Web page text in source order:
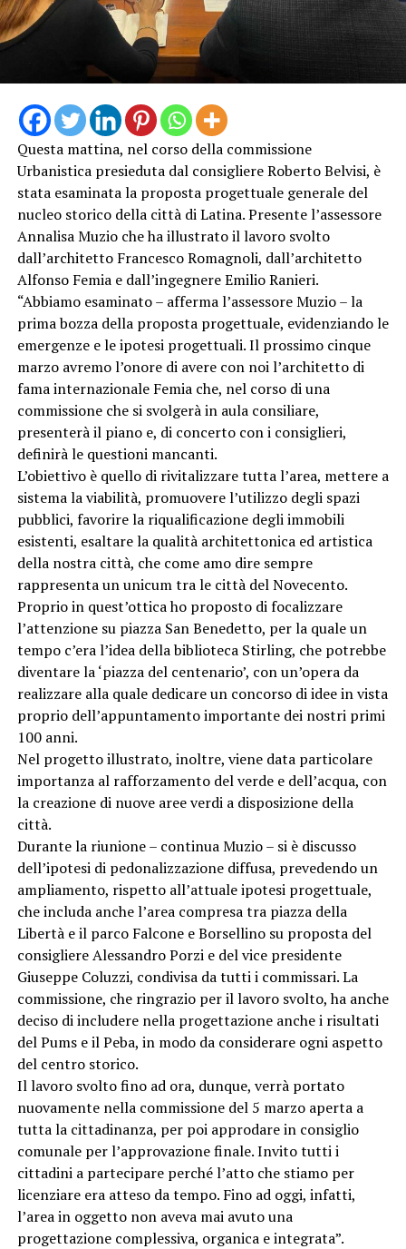
Questa mattina, nel corso della commissione
Urbanistica presieduta dal consigliere Roberto Belvisi, è
stata esaminata la proposta progettuale generale del
nucleo storico della città di Latina. Presente l’assessore
Annalisa Muzio che ha illustrato il lavoro svolto
dall’architetto Francesco Romagnoli, dall’architetto
Alfonso Femia e dall’ingegnere Emilio Ranieri.
“Abbiamo esaminato – afferma l’assessore Muzio – la
prima bozza della proposta progettuale, evidenziando le
emergenze e le ipotesi progettuali. Il prossimo cinque
marzo avremo l’onore di avere con noi l’architetto di
fama internazionale Femia che, nel corso di una
commissione che si svolgerà in aula consiliare,
presenterà il piano e, di concerto con i consiglieri,
definirà le questioni mancanti.
L’obiettivo è quello di rivitalizzare tutta l’area, mettere a
sistema la viabilità, promuovere l’utilizzo degli spazi
pubblici, favorire la riqualificazione degli immobili
esistenti, esaltare la qualità architettonica ed artistica
della nostra città, che come amo dire sempre
rappresenta un unicum tra le città del Novecento.
Proprio in quest’ottica ho proposto di focalizzare
l’attenzione su piazza San Benedetto, per la quale un
tempo c’era l’idea della biblioteca Stirling, che potrebbe
diventare la ‘piazza del centenario’, con un’opera da
realizzare alla quale dedicare un concorso di idee in vista
proprio dell’appuntamento importante dei nostri primi
100 anni.
Nel progetto illustrato, inoltre, viene data particolare
importanza al rafforzamento del verde e dell’acqua, con
la creazione di nuove aree verdi a disposizione della
città.
Durante la riunione – continua Muzio – si è discusso
dell’ipotesi di pedonalizzazione diffusa, prevedendo un
ampliamento, rispetto all’attuale ipotesi progettuale,
che includa anche l’area compresa tra piazza della
Libertà e il parco Falcone e Borsellino su proposta del
consigliere Alessandro Porzi e del vice presidente
Giuseppe Coluzzi, condivisa da tutti i commissari. La
commissione, che ringrazio per il lavoro svolto, ha anche
deciso di includere nella progettazione anche i risultati
del Pums e il Peba, in modo da considerare ogni aspetto
del centro storico.
Il lavoro svolto fino ad ora, dunque, verrà portato
nuovamente nella commissione del 5 marzo aperta a
tutta la cittadinanza, per poi approdare in consiglio
comunale per l’approvazione finale. Invito tutti i
cittadini a partecipare perché l’atto che stiamo per
licenziare era atteso da tempo. Fino ad oggi, infatti,
l’area in oggetto non aveva mai avuto una
progettazione complessiva, organica e integrata”.